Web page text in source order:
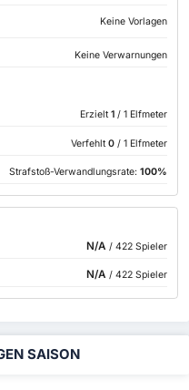
Keine Vorlagen
Keine Verwarnungen
Erzielt 1 / 1 Elfmeter
Verfehlt 0 / 1 Elfmeter
Strafstoß-Verwandlungsrate: 100%
N/A / 422 Spieler
N/A / 422 Spieler
SAISON